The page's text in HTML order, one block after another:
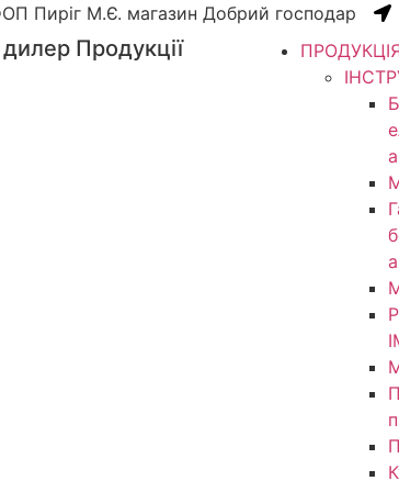
Пиріг М.Є. магазин Добрий господар
Продукції